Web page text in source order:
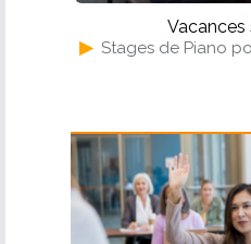
Vacances
▶ Stages de Piano